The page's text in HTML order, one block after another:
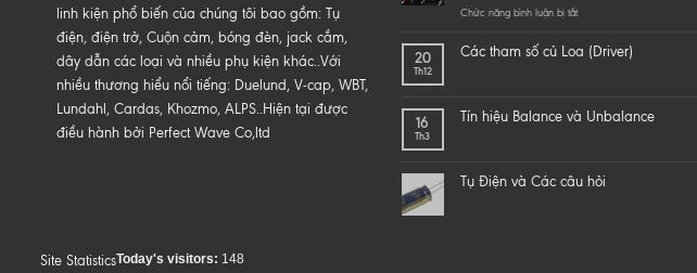
linh kiện phổ biến của chúng tôi bao gồm: Tụ
điện, điện trở, Cuộn cảm, bóng đèn, jack cắm,
dây dẫn các loại và nhiều phụ kiện khác..Với
nhiều thương hiểu nổi tiếng: Duelund, V-cap, WBT,
Lundahl, Cardas, Khozmo, ALPS..Hiện tại được
điều hành bởi Perfect Wave Co,ltd
hi-
speaker
loa
Chức năng bình luận bị tắtở
SAO
SỐ
20
Th12
Các tham số củ Loa (Driver)
16
Th3
Tín hiệu Balance và Unbalance
Tụ Điện và Các câu hỏi
Site StatisticsToday's visitors: 148